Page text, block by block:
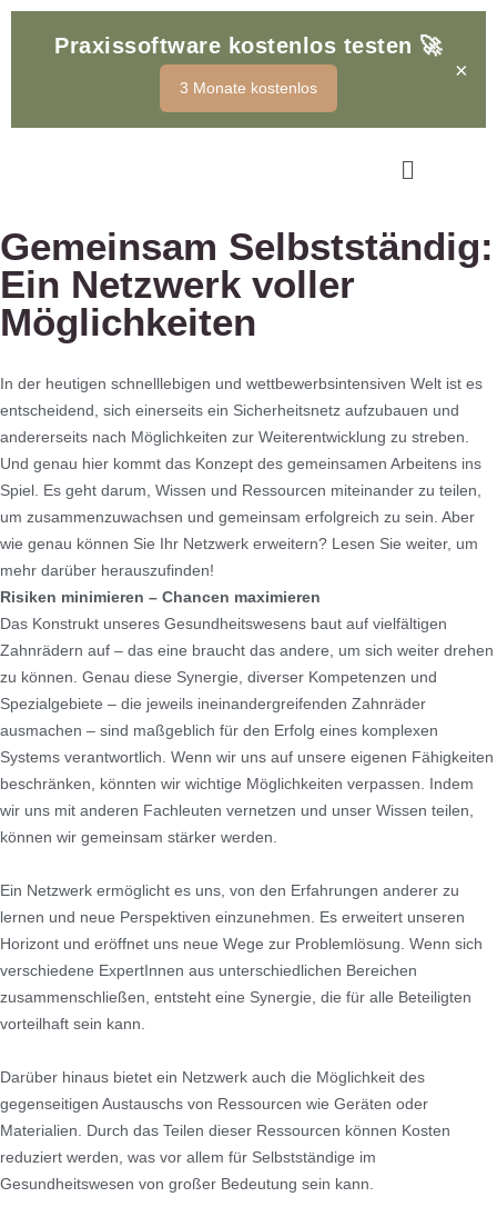
Praxissoftware kostenlos testen 🚀
3 Monate kostenlos
×
Gemeinsam Selbstständig:
Ein Netzwerk voller
Möglichkeiten
In der heutigen schnelllebigen und wettbewerbsintensiven Welt ist es
entscheidend, sich einerseits ein Sicherheitsnetz aufzubauen und
andererseits nach Möglichkeiten zur Weiterentwicklung zu streben.
Und genau hier kommt das Konzept des gemeinsamen Arbeitens ins
Spiel. Es geht darum, Wissen und Ressourcen miteinander zu teilen,
um zusammenzuwachsen und gemeinsam erfolgreich zu sein. Aber
wie genau können Sie Ihr Netzwerk erweitern? Lesen Sie weiter, um
mehr darüber herauszufinden!
Risiken minimieren – Chancen maximieren
Das Konstrukt unseres Gesundheitswesens baut auf vielfältigen
Zahnrädern auf – das eine braucht das andere, um sich weiter drehen
zu können. Genau diese Synergie, diverser Kompetenzen und
Spezialgebiete – die jeweils ineinandergreifenden Zahnräder
ausmachen – sind maßgeblich für den Erfolg eines komplexen
Systems verantwortlich. Wenn wir uns auf unsere eigenen Fähigkeiten
beschränken, könnten wir wichtige Möglichkeiten verpassen. Indem
wir uns mit anderen Fachleuten vernetzen und unser Wissen teilen,
können wir gemeinsam stärker werden.
Ein Netzwerk ermöglicht es uns, von den Erfahrungen anderer zu
lernen und neue Perspektiven einzunehmen. Es erweitert unseren
Horizont und eröffnet uns neue Wege zur Problemlösung. Wenn sich
verschiedene ExpertInnen aus unterschiedlichen Bereichen
zusammenschließen, entsteht eine Synergie, die für alle Beteiligten
vorteilhaft sein kann.
Darüber hinaus bietet ein Netzwerk auch die Möglichkeit des
gegenseitigen Austauschs von Ressourcen wie Geräten oder
Materialien. Durch das Teilen dieser Ressourcen können Kosten
reduziert werden, was vor allem für Selbstständige im
Gesundheitswesen von großer Bedeutung sein kann.
Willkommen bei Praxta, wie kann ich Dich
unterstützen?
Was ist Praxta?
Wie kann ich buchen?
Kontakt aufnehmen